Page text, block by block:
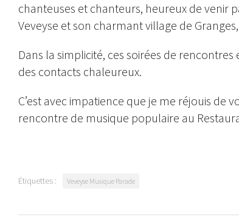
chanteuses et chanteurs, heureux de venir
Veveyse et son charmant village de
Dans la simplicité, ces soirées de
des contacts chaleureux.
C’est avec impatience que je me réjouis de
rencontre de musique populaire au
Étiquettes : Veveyse Musique Parade